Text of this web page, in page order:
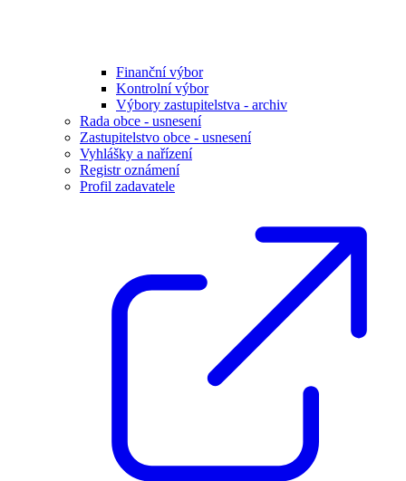
Finanční výbor
Kontrolní výbor
Výbory zastupitelstva - archiv
Rada obce - usnesení
Zastupitelstvo obce - usnesení
Vyhlášky a nařízení
Registr oznámení
Profil zadavatele